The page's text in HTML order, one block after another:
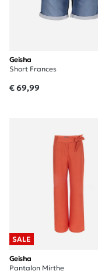
Geisha
Short Frances
€ 69,99
SALE
Geisha
Pantalon Mirthe